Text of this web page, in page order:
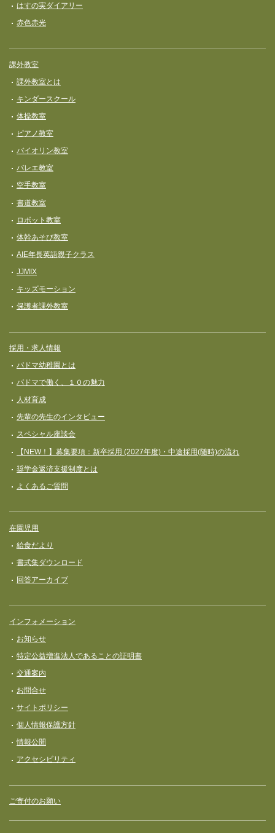
はすの実ダイアリー
赤色赤光
課外教室
課外教室とは
キンダースクール
体操教室
ピアノ教室
バイオリン教室
バレエ教室
空手教室
書道教室
ロボット教室
体幹あそび教室
AIE年長英語親子クラス
JJMIX
キッズモーション
保護者課外教室
採用・求人情報
パドマ幼稚園とは
パドマで働く、１０の魅力
人材育成
先輩の先生のインタビュー
スペシャル座談会
【NEW！】募集要項：新卒採用 (2027年度)・中途採用(随時)の流れ
奨学⾦返済⽀援制度とは
よくあるご質問
在園児用
給食だより
書式集ダウンロード
回答アーカイブ
インフォメーション
お知らせ
特定公益増進法人であることの証明書
交通案内
お問合せ
サイトポリシー
個人情報保護方針
情報公開
アクセシビリティ
ご寄付のお願い